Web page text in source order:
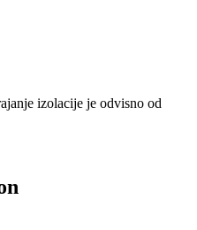
izolacije je odvisno od